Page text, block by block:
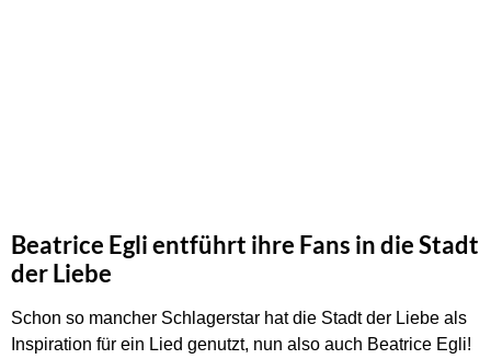
Beatrice Egli entführt ihre Fans in die Stadt
der Liebe
Schon so mancher Schlagerstar hat die Stadt der Liebe als
Inspiration für ein Lied genutzt, nun also auch Beatrice Egli!